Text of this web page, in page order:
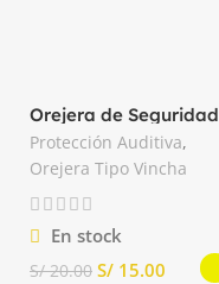
Orejera de Seguridad
Tipo Vincha Kamasa
Protección Auditiva,
Orejera Tipo Vincha
En stock
S/20.00 S/ 15.00